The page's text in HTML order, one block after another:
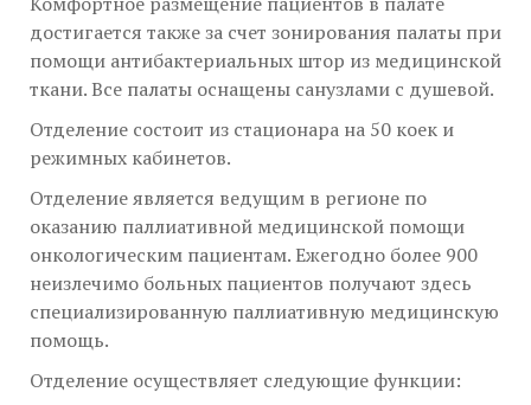
достигается также за счет зонирования палаты при
помощи антибактериальных штор из медицинской
ткани. Все палаты оснащены санузлами с душевой.
Отделение состоит из стационара на 50 коек и
режимных кабинетов.
Отделение является ведущим в регионе по
оказанию паллиативной медицинской помощи
онкологическим пациентам. Ежегодно более 900
неизлечимо больных пациентов получают здесь
специализированную паллиативную медицинскую
помощь.
Отделение осуществляет следующие функции: